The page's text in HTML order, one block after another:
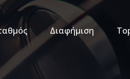
Διαφήμιση